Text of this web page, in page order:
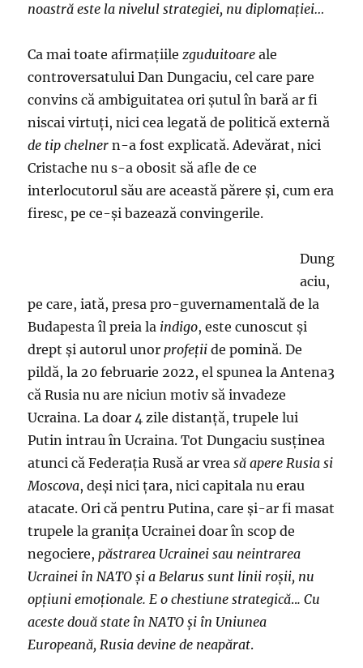
noastră este la nivelul strategiei, nu diplomației…
Ca mai toate afirmațiilezguduitoare ale
controversatului Dan Dungaciu, cel care pare
convins că ambiguitatea ori șutul în bară ar fi
niscai virtuți, nici cea legată de politică externă
de tip chelnern-a fost explicată. Adevărat, nici
Cristache nu s-a obosit să afle de ce
interlocutorul său are această părere și, cum era
firesc, pe ce-și bazează convingerile.
Dung
aciu,
pe care, iată, presa pro-guvernamentală de la
Budapesta îl preia la indigo, este cunoscut și
drept și autorul unorprofeții de pomină. De
pildă, la 20 februarie 2022, el spunea la Antena3
că Rusia nu are niciun motiv să invadeze
Ucraina. La doar 4 zile distanță, trupele lui
Putin intrau în Ucraina. Tot Dungaciu susținea
atunci că Federația Rusă ar vreasă apere Rusia si
Moscova, deși nici țara, nici capitala nu erau
atacate. Ori că pentru Putina, care și-ar fi masat
trupele la granița Ucrainei doar în scop de
negociere,păstrarea Ucrainei sau neintrarea
Ucrainei în NATO şi a Belarus sunt linii roșii, nu
opțiuni emoționale. E o chestiune strategică... Cu
aceste două state în NATO şi în Uniunea
Europeană, Rusia devine de neapărat.